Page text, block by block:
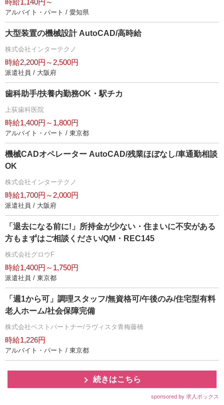
時給1,140円～
アルバイト・パート / 愛知県
大型装置の機械設計 AutoCAD/高時給
株式会社インターテクノ
時給2,200円～2,500円
派遣社員 / 大阪府
歯科助手/扶養内勤務OK・駅チカ
上荻歯科医院
時給1,400円～1,800円
アルバイト・パート / 東京都
機械CADオペレーター AutoCAD/残業ほぼなし/車通勤相談
OK
株式会社インターテクノ
時給1,700円～2,000円
派遣社員 / 大阪府
「退去になる前に!」所持金が少ない・住まいに不安がある
方もまずはご相談ください/QM・REC145
株式会社グロウF
時給1,400円～1,750円
派遣社員 / 東京都
「週1から可」調理スタッフ/無資格可/午後のみ/住宅型有料
老人ホーム/社会保障完備
株式会社ベストパートナー/ラヴィスタ青梅藤橋
時給1,226円
アルバイト・パート / 東京都
続きはこちら
sponsored by 求人ボックス